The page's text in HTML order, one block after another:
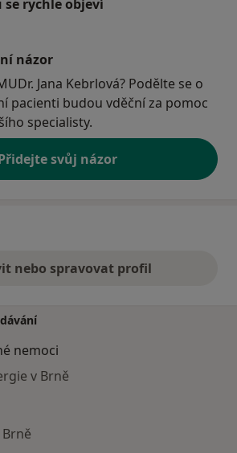
rychle objeví
názor
Jana Kebrlová? Podělte se o
pacienti budou vděční za pomoc
specialisty.
svůj názor
nebo spravovat profil
nemoci
v Brně